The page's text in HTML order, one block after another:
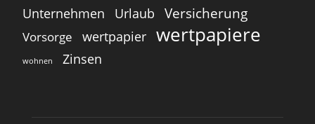
Unternehmen Urlaub Versicherung
Vorsorge wertpapier wertpapiere
wohnen Zinsen